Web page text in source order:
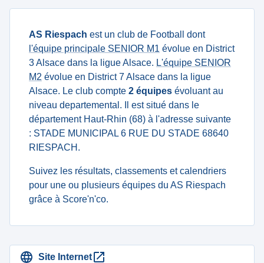
AS Riespach est un club de Football dont
l'équipe principale SENIOR M1 évolue en District
3 Alsace dans la ligue Alsace. L'équipe SENIOR
M2 évolue en District 7 Alsace dans la ligue
Alsace. Le club compte 2 équipes évoluant au
niveau departemental. Il est situé dans le
département Haut-Rhin (68) à l'adresse suivante
: STADE MUNICIPAL 6 RUE DU STADE 68640
RIESPACH.
Suivez les résultats, classements et calendriers
pour une ou plusieurs équipes du AS Riespach
grâce à Score'n'co.
Site Internet